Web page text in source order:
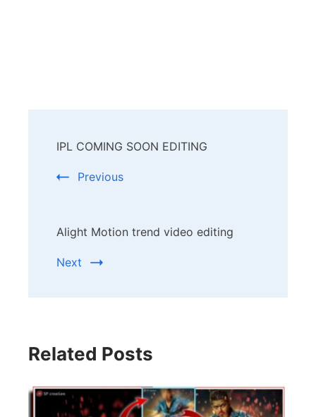
Navigation
IPL COMING SOON EDITING
Previous
Alight Motion trend video editing
Next
Related Posts